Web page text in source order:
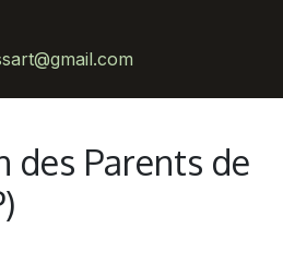
des Parents de